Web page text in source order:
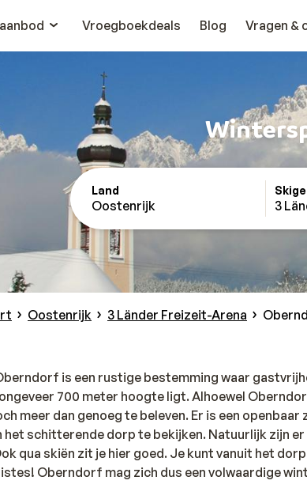
Vroegboekdeals Blog Vragen &
Land
Oostenrijk 3
Oostenrijk 3 Länder Freizeit-Arena
is een rustige bestemming waar
700 meter hoogte ligt. Alhoewel
meer dan genoeg te beleven. Er is een
het schitterende dorp te bekijken. Natuurlijk zijn
qua skiën zit je hier goed. Je kunt vanuit het
Oberndorf mag zich dus een volwaardige